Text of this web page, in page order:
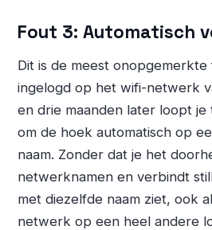
Fout 3: Automatisch
Dit is de meest
ingelogd op het wifi-netwerk
en drie maanden later loopt
om de hoek automatisch op
naam. Zonder dat je het
netwerknamen en verbindt
met diezelfde naam ziet, ook
netwerk op een heel andere